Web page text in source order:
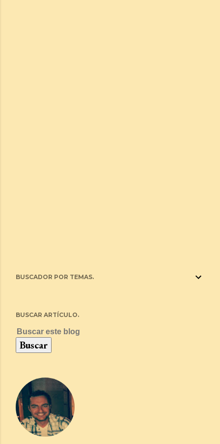
BUSCADOR POR TEMAS.
BUSCAR ARTÍCULO.